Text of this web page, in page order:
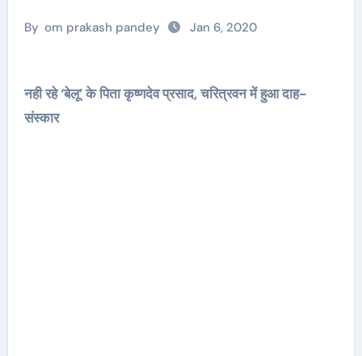
By om prakash pandey Jan 6, 2020
नही रहे ‘बेलू’ के पिता कृष्णदेव प्रसाद, चरित्रवन में हुआ दाह-
संस्कार